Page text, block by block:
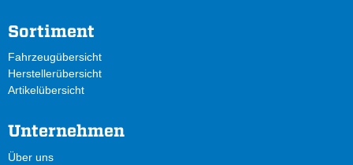
Sortiment
Fahrzeugübersicht
Herstellerübersicht
Artikelübersicht
Unternehmen
Über uns